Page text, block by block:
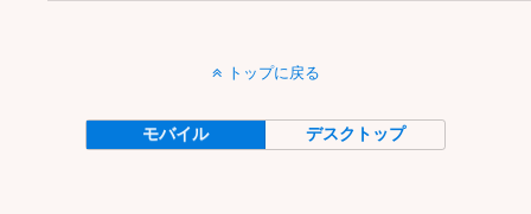
トップに戻る
モバイル デスクトップ